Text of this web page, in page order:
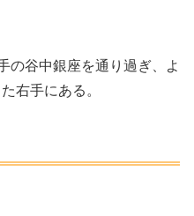
の谷中銀座を通り過ぎ、よ
右手にある。